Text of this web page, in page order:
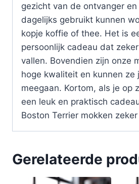
gezicht van de ontvanger
dagelijks gebruikt kunnen
kopje koffie of thee. Het is
persoonlijk cadeau dat
vallen. Bovendien zijn onze
hoge kwaliteit en kunnen ze
meegaan. Kortom, als je op
een leuk en praktisch
Boston Terrier mokken
Gerelateerde